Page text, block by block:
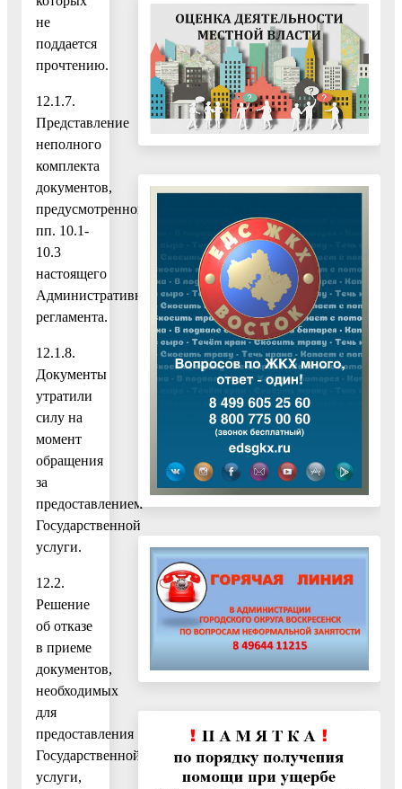
не
поддается
прочтению.
12.1.7.
Представление
неполного
комплекта
документов,
предусмотренного
пп. 10.1-
10.3
настоящего
Административного
регламента.
12.1.8.
Документы
утратили
силу на
момент
обращения
за
предоставлением
Государственной
услуги.
12.2.
Решение
об отказе
в приеме
документов,
необходимых
для
предоставления
Государственной
услуги,